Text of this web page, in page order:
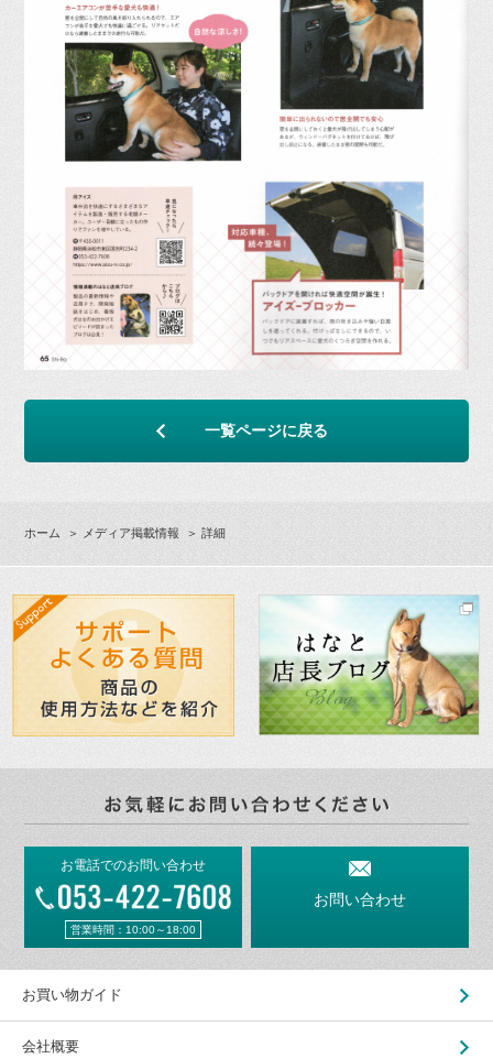
一覧ページに戻る
ホーム ＞ メディア掲載情報 ＞ 詳細
お電話でのお問い合わせ
営業時間：10:00～18:00
お問い合わせ
お買い物ガイド
会社概要